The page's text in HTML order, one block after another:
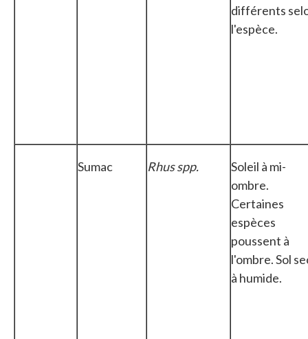
différents
l'espèce.
Sumac Rhus spp.
Soleil à mi-
ombre.
Certaines
espèces
poussent à
l'ombre. Sol
à humide.